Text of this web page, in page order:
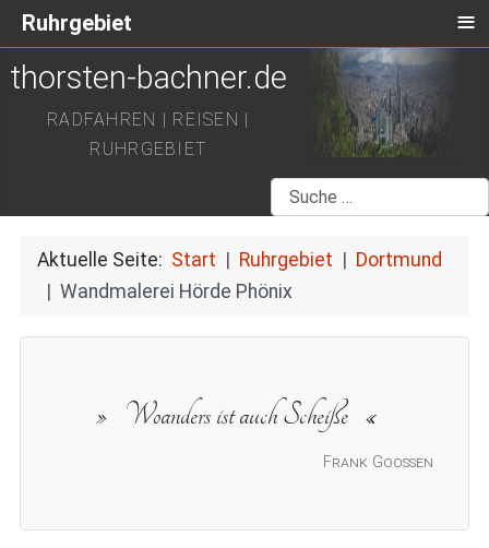
thorsten-bachner.de
RADFAHREN | REISEN |
RUHRGEBIET
Suchen
Aktuelle Seite: Start Ruhrgebiet
Dortmund
Wandmalerei Hörde Phönix
Frank Goossen
Woanders ist auch Scheiße
Ruhrgebiet ≡